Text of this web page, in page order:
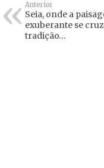
Anterior
Seia, onde a
exuberante se
tradição…